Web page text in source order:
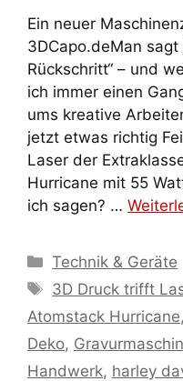
Ein neuer
3DCapo.deMan
Rückschritt“ – und
ich immer einen
ums kreative
jetzt etwas richtig
Laser der
Hurricane mit 55
ich sagen? …
Kategorien
Technik & Geräte
Schlagwörter
3D Druck trifft
Atomstack Hurricane,
Deko,
Handwerk, harley